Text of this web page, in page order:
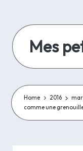
content
Mes
lecture,
de
la
couture
Home 2016
comme une